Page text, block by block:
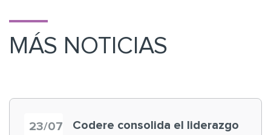
MÁS NOTICIAS
23/07
Codere consolida el liderazgo